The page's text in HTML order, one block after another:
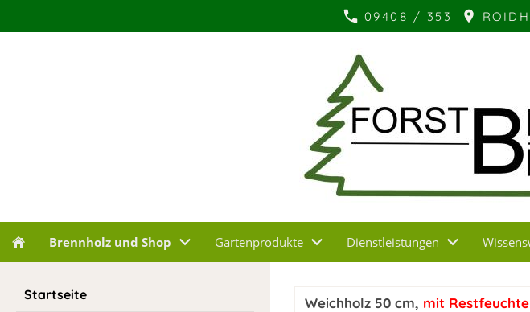
09408 / 353
Brennholz und Shop Gartenprodukte Dienstleistungen
Startseite Weichholz 50 cm, mit